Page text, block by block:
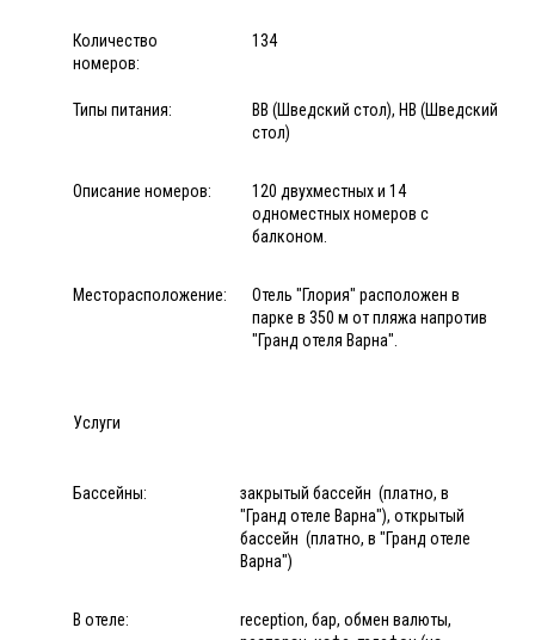
Количество
номеров:
134
Типы питания:
BB (Шведский стол), HB (Шведский
стол)
Описание номеров:
120 двухместных и 14
одноместных номеров с
балконом.
Месторасположение:
Отель "Глория" расположен в
парке в 350 м от пляжа напротив
"Гранд отеля Варна".
Услуги
Бассейны:
закрытый бассейн (платно, в
"Гранд отеле Варна"), открытый
бассейн (платно, в "Гранд отеле
Варна")
В отеле:
reception, бар, обмен валюты,